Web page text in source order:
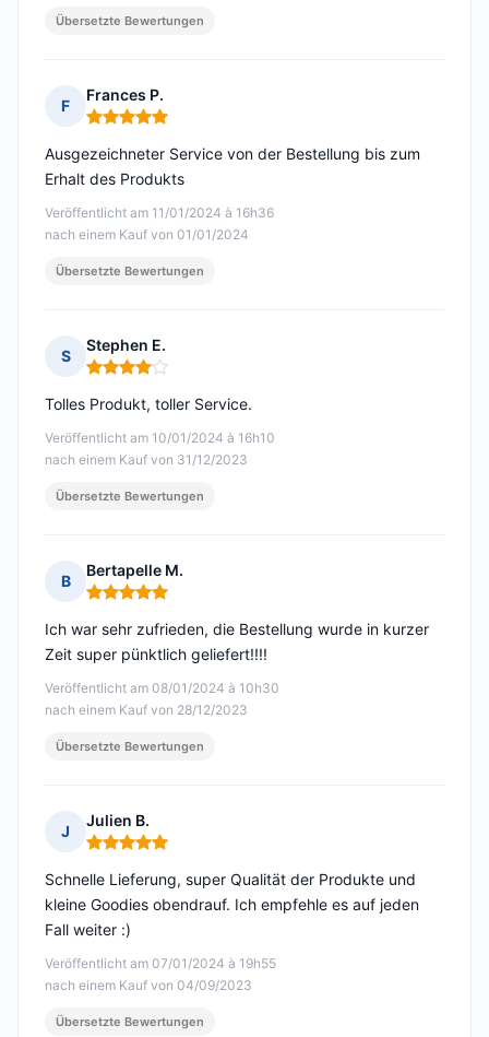
Übersetzte Bewertungen
F
Frances P.
Hinweis: 5 von 5
Veröffentlicht am 11/01/2024 à 16h36
nach einem Kauf von 01/01/2024
Ausgezeichneter Service von der Bestellung bis zum
Erhalt des Produkts
Übersetzte Bewertungen
S
Stephen E.
Hinweis: 4 von 5
Veröffentlicht am 10/01/2024 à 16h10
nach einem Kauf von 31/12/2023
Tolles Produkt, toller Service.
Übersetzte Bewertungen
B
Bertapelle M.
Hinweis: 5 von 5
Veröffentlicht am 08/01/2024 à 10h30
nach einem Kauf von 28/12/2023
Ich war sehr zufrieden, die Bestellung wurde in kurzer
Zeit super pünktlich geliefert!!!!
Übersetzte Bewertungen
J
Julien B.
Hinweis: 5 von 5
Veröffentlicht am 07/01/2024 à 19h55
nach einem Kauf von 04/09/2023
Schnelle Lieferung, super Qualität der Produkte und
kleine Goodies obendrauf. Ich empfehle es auf jeden
Fall weiter :)
Übersetzte Bewertungen